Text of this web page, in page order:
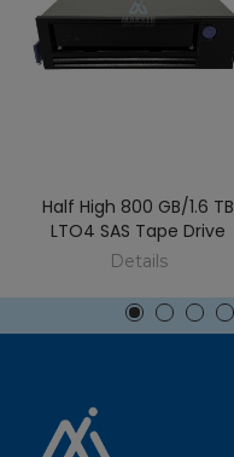
Half High 800 GB/1.6 TB
LTO4 SAS Tape Drive
Details